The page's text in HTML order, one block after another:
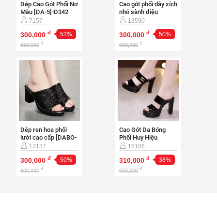
Dép Cao Gót Phối Nơ
Màu [DA-5]-D342
300,000 đ 53%
650,000 đ
7157
Cao gót phối dây xích
nhỏ sành điệu
[DABO-7]-CG412
300,000 đ 50%
600,000 đ
13590
Dép ren hoa phối
lưới cao cấp [DABO-
5]-CG1032
300,000 đ 50%
600,000 đ
13137
Cao Gót Da Bóng
Phối Huy Hiệu
[DABO-10]-CG999
310,000 đ 38%
500,000 đ
15106